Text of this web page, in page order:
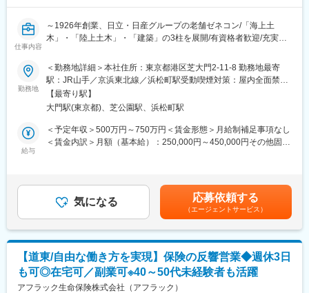
仕事内容
～1926年創業、日立・日産グループの老舗ゼネコン/「海上土
木」・「陸上土木」・「建築」の3柱を展開/有資格者歓迎/充実の
■業務概要：
土木工事における品質管理、安全管理、工程管理、予算管理な
ど施工管理全般をお任せ致します。
【変更の範囲:会社の定める業務】
■業務内容：
・工程管理
・予算管理 等
◇物件の種類：港、空港、道路、鉄道、上下水道など
■1日のスケジュール例：
・8：00 朝礼
勤務地
＜勤務地詳細＞本社住所：東京都港区芝大門2-11-8 勤務地最寄
駅：JR山手／京浜東北線／浜松町駅受動喫煙対策：屋内全面禁煙
変更の範囲：会社の定める事業所
【最寄り駅】
大門駅(東京都)、芝公園駅、浜松町駅
給与
＜予定年収＞500万円～750万円＜賃金形態＞月給制補足事項なし
＜賃金内訳＞月額（基本給）：250,000円～450,000円その他固定
給：年一回■賞与：年二回賃金はあくまでも目安の金額であり、選
考を通じて上下する可能性があります。月給(月額)は固定手当を含
めた表記です。
気になる 応募依頼する
（エージェントサービス）
【道東/自由な働き方を実現】保険の反響営業◆週休3日
も可◎在宅可／副業可※40～50代未経験者も活躍
アフラック生命保険株式会社（アフラック）